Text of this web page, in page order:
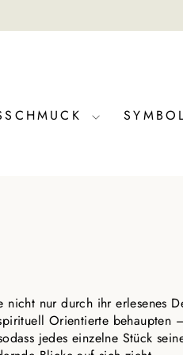
nicht nur durch ihr erlesenes
Orientierte behaupten
jedes einzelne Stück